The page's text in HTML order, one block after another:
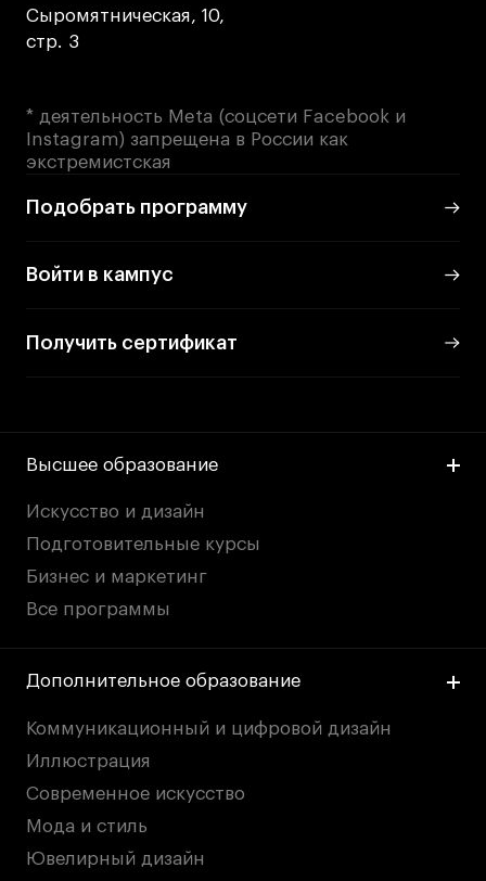
Сыромятническая, 10,
стр. 3
* деятельность Meta (соцсети Facebook и
Instagram) запрещена в России как
экстремистская
Подобрать программу
Войти в кампус
Получить сертификат
Высшее образование
Искусство и дизайн
Подготовительные курсы
Бизнес и маркетинг
Все программы
Дополнительное образование
Коммуникационный и цифровой дизайн
Иллюстрация
Современное искусство
Мода и стиль
Ювелирный дизайн